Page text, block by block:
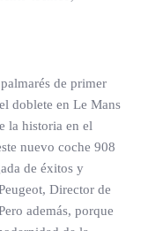
de primer
doblete en Le Mans
la historia en el
nuevo coche 908
de éxitos y
Director de
además, porque